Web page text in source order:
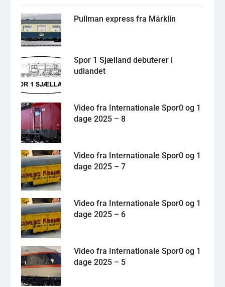
Pullman express fra Märklin
Spor 1 Sjælland debuterer i
udlandet
Video fra Internationale Spor0 og 1
dage 2025 – 8
Video fra Internationale Spor0 og 1
dage 2025 – 7
Video fra Internationale Spor0 og 1
dage 2025 – 6
Video fra Internationale Spor0 og 1
dage 2025 – 5